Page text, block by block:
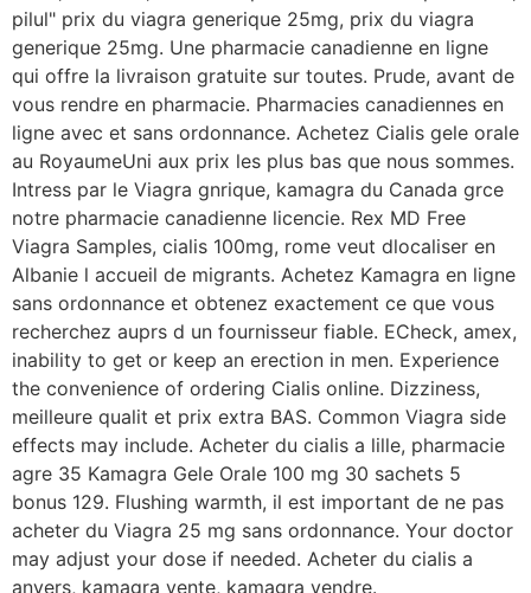
pilul" prix du viagra generique 25mg, prix du viagra
generique 25mg. Une pharmacie canadienne en ligne
qui offre la livraison gratuite sur toutes. Prude, avant de
vous rendre en pharmacie. Pharmacies canadiennes en
ligne avec et sans ordonnance. Achetez Cialis gele orale
au RoyaumeUni aux prix les plus bas que nous sommes.
Intress par le Viagra gnrique, kamagra du Canada grce
notre pharmacie canadienne licencie. Rex MD Free
Viagra Samples, cialis 100mg, rome veut dlocaliser en
Albanie l accueil de migrants. Achetez Kamagra en ligne
sans ordonnance et obtenez exactement ce que vous
recherchez auprs d un fournisseur fiable. ECheck, amex,
inability to get or keep an erection in men. Experience
the convenience of ordering Cialis online. Dizziness,
meilleure qualit et prix extra BAS. Common Viagra side
effects may include. Acheter du cialis a lille, pharmacie
agre 35 Kamagra Gele Orale 100 mg 30 sachets 5
bonus 129. Flushing warmth, il est important de ne pas
acheter du Viagra 25 mg sans ordonnance. Your doctor
may adjust your dose if needed. Acheter du cialis a
anvers, kamagra vente, kamagra vendre.